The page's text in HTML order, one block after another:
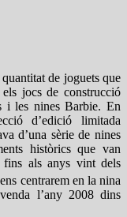
de joguets que
jocs de construcció
i les nines Barbie. En
d’edició limitada
d’una sèrie de nines
històrics que van
als anys vint dels
centrarem en la nina
l’any 2008 dins